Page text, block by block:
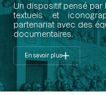
Un dispositif pensé par
textuels et
partenariat avec des
documentaires.
En savoir plus